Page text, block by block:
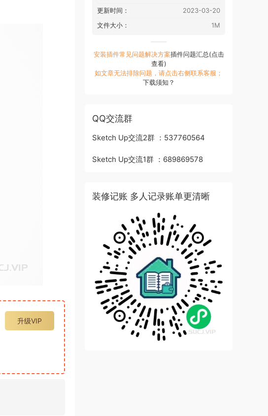
升级VIP
更新时间：
2023-03-20
文件大小：
1M
安装插件常见问题解决方案插件问题汇总(点击
查看)
如文章无法排除问题，请点击右侧联系客服；
下载须知？
QQ交流群
Sketch Up交流2群 ：537760564
Sketch Up交流1群 ：689869578
装修记账 多人记录账单更清晰